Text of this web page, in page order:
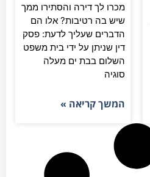
מכרו לך דירה והסתירו ממך
שיש בה רטיבות? אלו הם
הדברים שעליך לדעת: פסק
דין שניתן על ידי בית משפט
השלום בבת ים מעלה
סוגיה
המשך קריאה »